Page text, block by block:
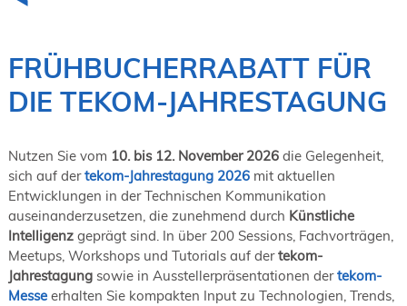
19. Juni 2026 in Wiesbaden
23.-24. September 2026
tekom-Jahrestagung 2026
10.-12. November, 2026 in Stuttgart
FRÜHBUCHERRABATT FÜR
DIE TEKOM-JAHRESTAGUNG
Nutzen Sie vom 10. bis 12. November 2026die Gelegenheit,
sich auf dertekom-Jahrestagung 2026mit aktuellen
Entwicklungen in der Technischen Kommunikation
auseinanderzusetzen, die zunehmend durch Künstliche
Intelligenzgeprägt sind. In über 200 Sessions, Fachvorträgen,
Meetups, Workshops und Tutorials auf dertekom-
Jahrestagungsowie in Ausstellerpräsentationen dertekom-
Messeerhalten Sie kompakten Input zu Technologien, Trends,